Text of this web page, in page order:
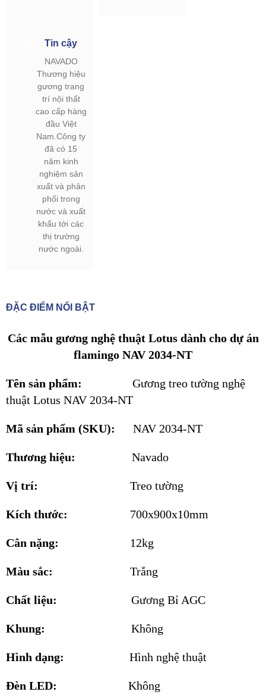
Tin cậy
NAVADO
Thương hiệu
gương trang
trí nội thất
cao cấp hàng
đầu Việt
Nam.Công ty
đã có 15
năm kinh
nghiệm sản
xuất và phân
phối trong
nước và xuất
khẩu tới các
thị trường
nước ngoài.
ĐẶC ĐIỂM NỔI BẬT
Các mẫu gương nghệ thuật Lotus dành cho dự án
flamingo NAV 2034-NT
Tên sản phẩm: Gương treo tường nghệ
thuật Lotus NAV 2034-NT
Mã sản phẩm (SKU): NAV 2034-NT
Thương hiệu: Navado
Vị trí: Treo tường
Kích thước: 700x900x10mm
Cân nặng: 12kg
Màu sắc: Trắng
Chất liệu: Gương Bỉ AGC
Khung: Không
Hình dạng: Hình nghệ thuật
Đèn LED: Không